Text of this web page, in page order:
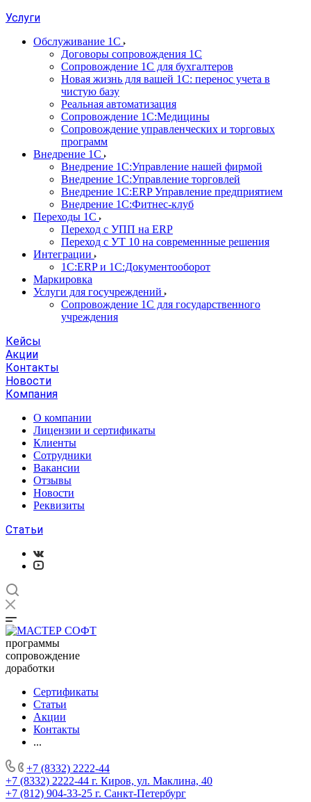
Услуги
Обслуживание 1С
Договоры сопровождения 1С
Сопровождение 1С для бухгалтеров
Новая жизнь для вашей 1С: перенос учета в
чистую базу
Реальная автоматизация
Сопровождение 1С:Медицины
Сопровождение управленческих и торговых
программ
Внедрение 1С
Внедрение 1С:Управление нашей фирмой
Внедрение 1С:Управление торговлей
Внедрение 1С:ERP Управление предприятием
Внедрение 1С:Фитнес-клуб
Переходы 1С
Переход с УПП на ERP
Переход с УТ 10 на современнные решения
Интеграции
1С:ERP и 1С:Документооборот
Маркировка
Услуги для госучреждений
Сопровождение 1С для государственного
учреждения
Кейсы
Акции
Контакты
Новости
Компания
О компании
Лицензии и сертификаты
Клиенты
Сотрудники
Вакансии
Отзывы
Новости
Реквизиты
Статьи
программы
сопровождение
доработки
Сертификаты
Статьи
Акции
Контакты
...
+7 (8332) 2222-44
+7 (8332) 2222-44 г. Киров, ул. Маклина, 40
+7 (812) 904-33-25 г. Санкт-Петербург